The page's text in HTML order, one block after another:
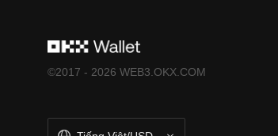
©2017 - 2026 WEB3.OKX.COM